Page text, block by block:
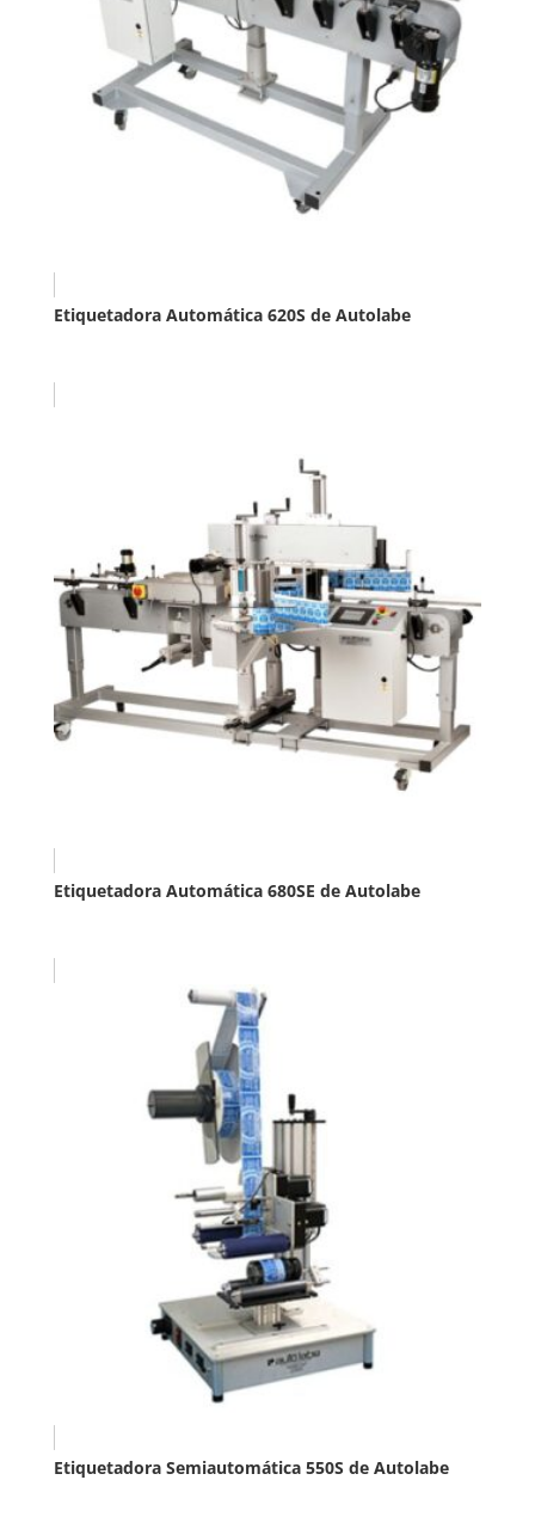
Etiquetadora Automática 620S de Autolabe
Etiquetadora Automática 680SE de Autolabe
Etiquetadora Semiautomática 550S de Autolabe